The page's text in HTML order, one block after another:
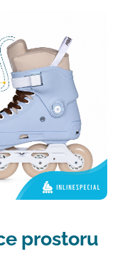
prostoru